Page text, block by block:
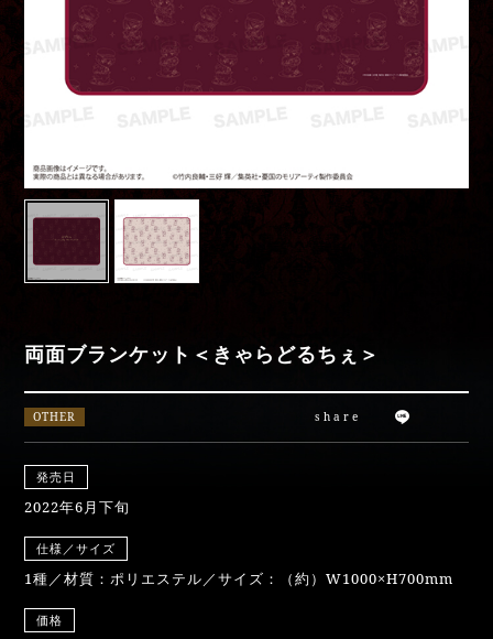
Movies
Special
両面ブランケット＜きゃらどるちぇ＞
OTHER share
発売日
2022年6月下旬
仕様／サイズ
1種／材質：ポリエステル／サイズ：（約）W1000×H700mm
価格